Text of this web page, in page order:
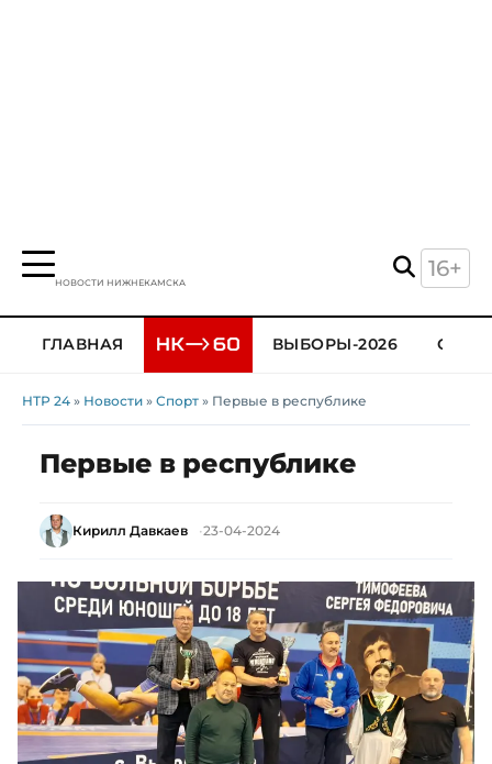
НОВОСТИ НИЖНЕКАМСКА
16+
ГЛАВНАЯ ВЫБОРЫ-2026
НТР 24 » Новости » Спорт » Первые в республике
Первые в республике
Кирилл Давкаев 23-04-2024